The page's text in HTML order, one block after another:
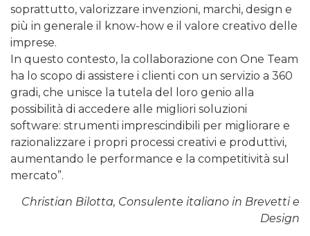
soprattutto, valorizzare invenzioni, marchi, design e
più in generale il know-how e il valore creativo delle
imprese.
In questo contesto, la collaborazione con One Team
ha lo scopo di assistere i clienti con un servizio a 360
gradi, che unisce la tutela del loro genio alla
possibilità di accedere alle migliori soluzioni
software: strumenti imprescindibili per migliorare e
razionalizzare i propri processi creativi e produttivi,
aumentando le performance e la competitività sul
mercato”.
Christian Bilotta, Consulente italiano in Brevetti e
Design